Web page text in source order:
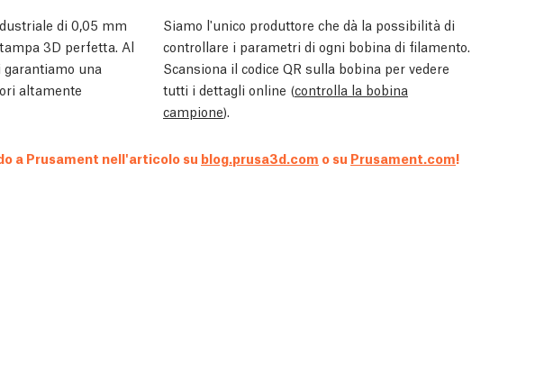
di 0,05 mm
3D perfetta. Al
una
altamente
Siamo l'unico produttore che dà la possibilità di
controllare i parametri di ogni bobina di filamento.
Scansiona il codice QR sulla bobina per vedere
tutti i dettagli online (controlla la bobina
campione).
a Prusament nell'articolo su blog.prusa3d.com o su Prusament.com!